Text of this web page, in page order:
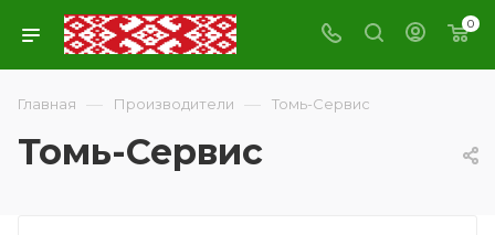
0
Главная — Производители — Томь-Сервис
Томь-Сервис